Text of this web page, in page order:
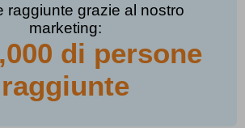
raggiunte grazie al nostro
marketing:
di persone
raggiunte